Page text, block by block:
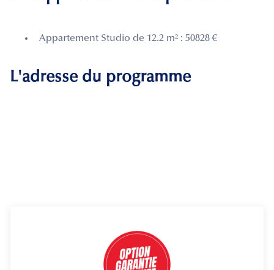
Appartement Studio de 12.2 m² : 50828 €
L'adresse du programme